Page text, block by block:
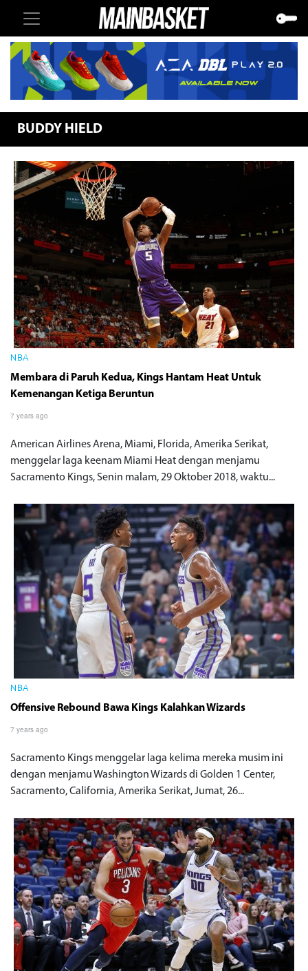
BUDDY HIELD
NBA
Membara di Paruh Kedua, Kings Hantam Heat Untuk
Kemenangan Ketiga Beruntun
7 years ago
American Airlines Arena, Miami, Florida, Amerika Serikat,
menggelar laga keenam Miami Heat dengan menjamu
Sacramento Kings, Senin malam, 29 Oktober 2018, waktu...
NBA
Offensive Rebound Bawa Kings Kalahkan Wizards
7 years ago
Sacramento Kings menggelar laga kelima mereka musim ini
dengan menjamu Washington Wizards di Golden 1 Center,
Sacramento, California, Amerika Serikat, Jumat, 26...